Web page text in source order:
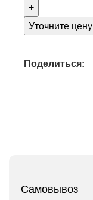
Уточните цену
Поделиться:
Самовывоз